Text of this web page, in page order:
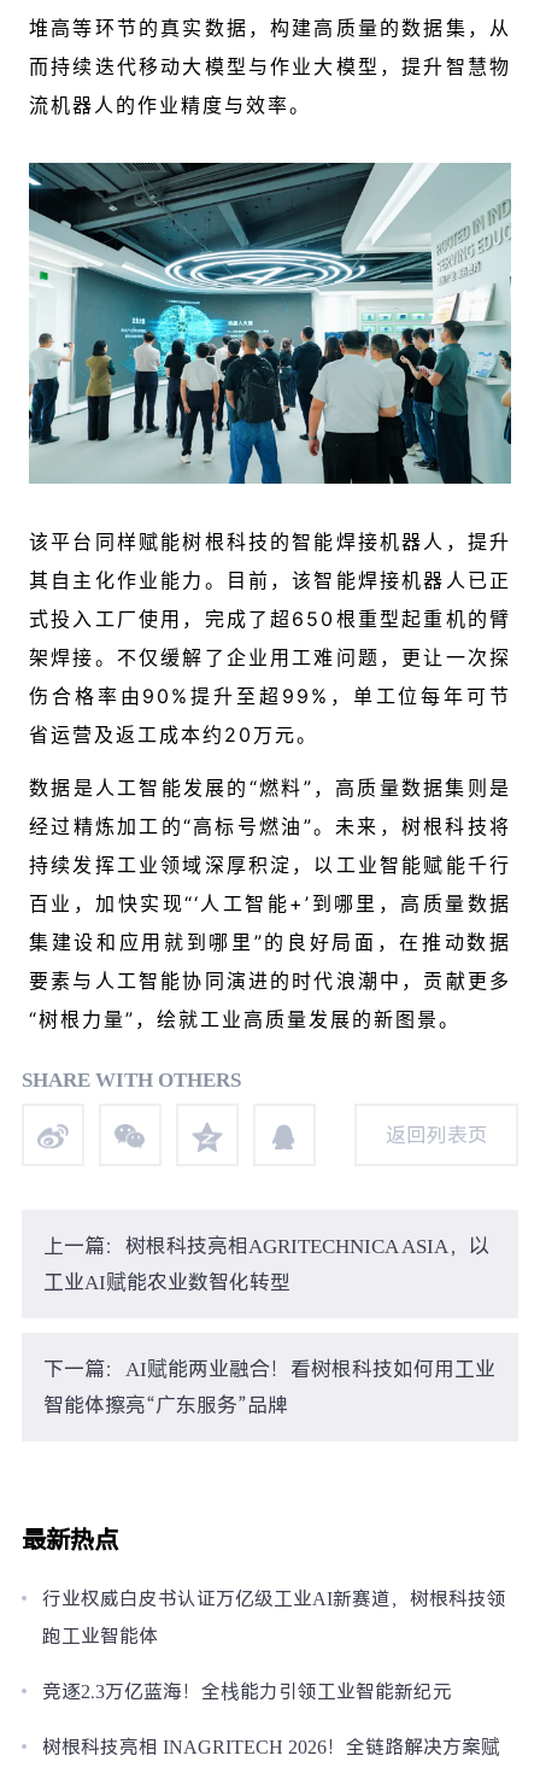
堆高等环节的真实数据，构建高质量的数据集，从
而持续迭代移动大模型与作业大模型，提升智慧物
流机器人的作业精度与效率。
该平台同样赋能树根科技的智能焊接机器人，提升
其自主化作业能力。目前，该智能焊接机器人已正
式投入工厂使用，完成了超650根重型起重机的臂
架焊接。不仅缓解了企业用工难问题，更让一次探
伤合格率由90%提升至超99%，单工位每年可节
省运营及返工成本约20万元。
数据是人工智能发展的“燃料”，高质量数据集则是
经过精炼加工的“高标号燃油”。未来，树根科技将
持续发挥工业领域深厚积淀，以工业智能赋能千行
百业，加快实现“‘人工智能+’到哪里，高质量数据
集建设和应用就到哪里”的良好局面，在推动数据
要素与人工智能协同演进的时代浪潮中，贡献更多
“树根力量”，绘就工业高质量发展的新图景。
SHARE WITH OTHERS
返回列表页
上一篇：树根科技亮相AGRITECHNICA ASIA，以
工业AI赋能农业数智化转型
下一篇：AI赋能两业融合！看树根科技如何用工业
智能体擦亮“广东服务”品牌
最新热点
行业权威白皮书认证万亿级工业AI新赛道，树根科技领
跑工业智能体
竞逐2.3万亿蓝海！全栈能力引领工业智能新纪元
树根科技亮相 INAGRITECH 2026！全链路解决方案赋